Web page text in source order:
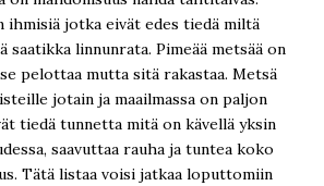
ihmisiä jotka eivät edes tiedä miltä
saatikka linnunrata. Pimeää metsää on
pelottaa mutta sitä rakastaa. Metsä
jotain ja maailmassa on paljon
tiedä tunnetta mitä on kävellä yksin
saavuttaa rauha ja tuntea koko
Tätä listaa voisi jatkaa loputtomiin